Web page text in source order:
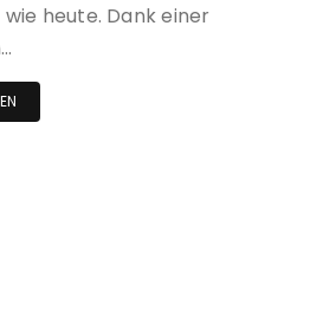
heute. Dank einer